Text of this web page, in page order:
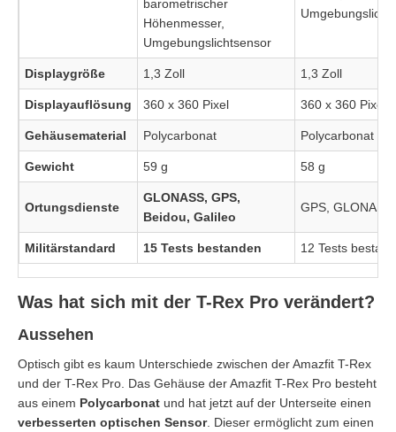
barometrischer
Höhenmesser,
Umgebungslichtsensor
Displaygröße 1,3 Zoll 1,3 Zoll
Displayauflösung 360 x 360 Pixel 360 x 360 Pixel
Gehäusematerial Polycarbonat Polycarbonat
Gewicht 59 g 58 g
Ortungsdienste
GLONASS, GPS,
Beidou, Galileo
GPS, GLONASS
Militärstandard 15 Tests bestanden 12 Tests
Was hat sich mit der T-Rex Pro verändert?
Aussehen
Optisch gibt es kaum Unterschiede zwischen der Amazfit T-Rex
und der T-Rex Pro. Das Gehäuse der Amazfit T-Rex Pro besteht
aus einem Polycarbonat und hat jetzt auf der Unterseite einen
verbesserten optischen Sensor. Dieser ermöglicht zum einen